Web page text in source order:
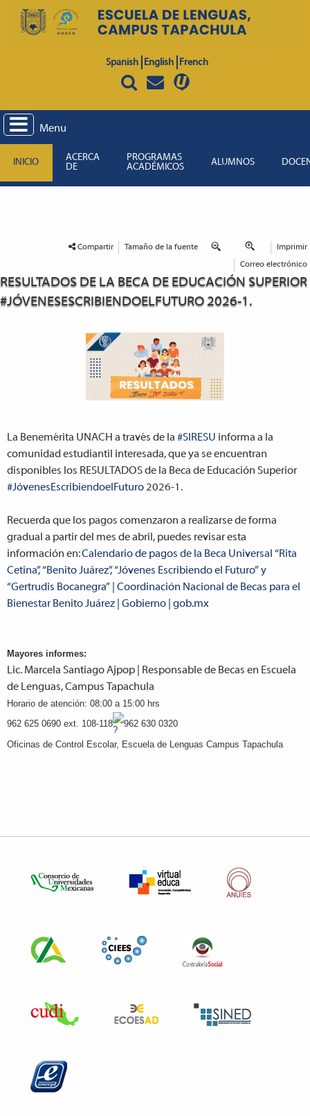
Spanish English French
Menu
INICIO
ACERCA
DE
PROGRAMAS
ACADÉMICOS
ALUMNOS
Compartir Tamaño de la fuente Imprimir
Correo electrónico
RESULTADOS DE LA BECA DE EDUCACIÓN SUPERIOR
#JÓVENESESCRIBIENDOELFUTURO 2026-1.
La Benemérita UNACH a través de la #SIRESU informa a la
comunidad estudiantil interesada, que ya se encuentran
disponibles los RESULTADOS de la Beca de Educación Superior
#JóvenesEscribiendoelFuturo2026-1.
Recuerda que los pagos comenzaron a realizarse de forma
gradual a partir del mes de abril, puedes revisar esta
información en:Calendario de pagos de la Beca Universal “Rita
Cetina”, “Benito Juárez”, “Jóvenes Escribiendo el Futuro” y
“Gertrudis Bocanegra” | Coordinación Nacional de Becas para el
Bienestar Benito Juárez | Gobierno | gob.mx
Mayores informes:
Lic. Marcela Santiago Ajpop | Responsable de Becas en Escuela
de Lenguas, Campus Tapachula
Horario de atención: 08:00 a 15:00 hrs
962 625 0690 ext. 108-118
962 630 0320
Oficinas de Control Escolar, Escuela de Lenguas Campus Tapachula